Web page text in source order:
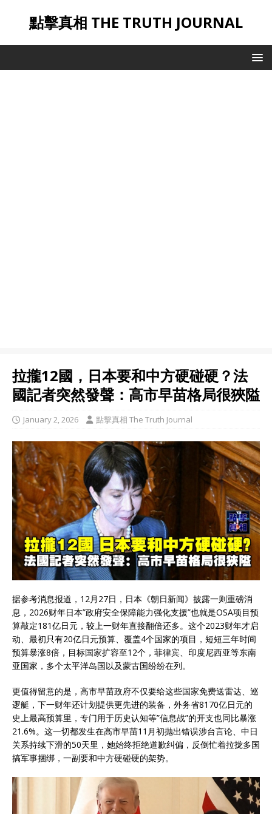
點擊真相 THE TRUTH JOURNAL
拉攏12國，日本要和中方硬碰硬？法
國記者突然發聲：高市早苗格局很狹隘
January 2, 2026 點擊真相 The Truth Journal
据参考消息报道，12月27日，日本《朝日新闻》披露一则重磅消
息，2026财年日本”政府安全保障能力强化支援”也就是OSA项目预
算敲定181亿日元，较上一财年直接翻倍还多。这个2023财年才启
动、最初只有20亿日元预算、覆盖4个国家的项目，短短三年时间
预算暴涨8倍，目标国家扩容至12个，菲律宾、印度尼西亚等东南
亚国家，多个太平洋岛国以及蒙古国纷纷在列。
更值得留意的是，高市早苗政府不仅要给这些国家免费送雷达、巡
逻艇，下一财年还计划提供更先进的装备，外务省8170亿日元的
史上最高预算里，专门用于历史认知等”信息战”的开支也同比暴涨
21.6%。这一切都发生在高市早苗11月初抛出错误涉台言论、中日
关系持续下滑的50天里，她始终拒绝道歉纠偏，反倒忙着拉拢多国
搞军事捆绑，一副要和中方硬碰硬的架势。